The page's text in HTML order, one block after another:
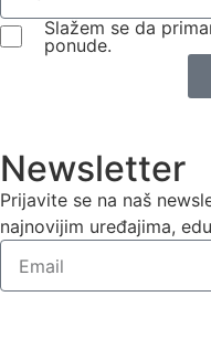
Slažem se da
ponude.
Newsletter
Prijavite se na naš
najnovijim uređajima,